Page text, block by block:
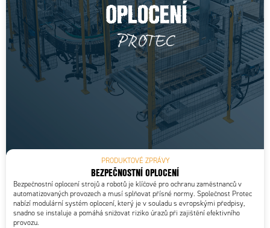
PRODUKTOVÉ ZPRÁVY
BEZPEČNOSTNÍ OPLOCENÍ
Bezpečnostní oplocení strojů a robotů je klíčové pro ochranu zaměstnanců v
automatizovaných provozech a musí splňovat přísné normy. Společnost Protec
nabízí modulární systém oplocení, který je v souladu s evropskými předpisy,
snadno se instaluje a pomáhá snižovat riziko úrazů při zajištění efektivního
provozu.